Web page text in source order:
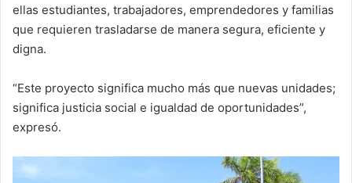
ellas estudiantes, trabajadores, emprendedores y familias
que requieren trasladarse de manera segura, eficiente y
digna.
“Este proyecto significa mucho más que nuevas unidades;
significa justicia social e igualdad de oportunidades”,
expresó.